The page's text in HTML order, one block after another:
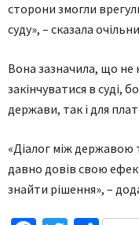
сторони змогли
суду», – сказала
Вона зазначила, що не
закінчуватися в суді,
держави, так і для
«Діалог між державою
давно довів свою
знайти рішення», –